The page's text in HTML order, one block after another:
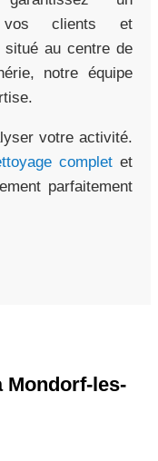
vos clients et
au centre de
notre équipe
votre activité.
completet
parfaitement
Mondorf-les-